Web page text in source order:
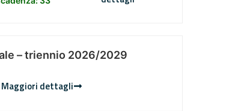
– triennio 2026/2029
Maggiori dettagli